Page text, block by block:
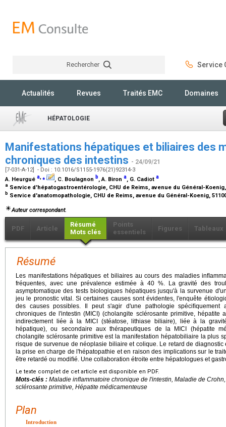
Rechercher Service
Actualités Revues Traités EMC Domaines
HÉPATOLOGIE
Manifestations hépatiques et biliaires des
chroniques des intestins - 24/09/21
[7-031-A-12] - Doi : 10.1016/S1155-1976(21)92314-3
A. Heurgué a,⁎ , C. Boulagnon b, A. Biron a, G. Cadiot a
a Service d'hépatogastroentérologie, CHU de Reims, avenue du Général-
b Service d'anatomopathologie, CHU de Reims, avenue du Général-Koenig,
Auteur correspondant.
PDF Article
Résumé
Mots clés
Points
essentiels
Figures Tableaux
Résumé
Les manifestations hépatiques et biliaires au cours des maladies
fréquentes, avec une prévalence estimée à 40 %. La gravité des
asymptomatique des tests biologiques hépatiques jusqu'à la survenue
jeu le pronostic vital. Si certaines causes sont évidentes, l'enquête
des causes possibles. Il peut s'agir d'une pathologie spéciﬁquement
chroniques de l'intestin (MICI) (cholangite sclérosante primitive, hépatite
indirectement liée à la MICI (stéatose, lithiase biliaire), liée à la
hépatique), ou secondaire aux thérapeutiques de la MICI (hépatite
cholangite sclérosante primitive est la manifestation hépatobiliaire la plus
risque de survenue de néoplasie biliaire et colique. Le retard de
la prise en charge de l'hépatopathie et en raison des implications sur le
être retardé ou modiﬁé. Une collaboration étroite entre hépatologues et
Le texte complet de cet article est disponible en PDF.
Mots-clés : Maladie inﬂammatoire chronique de l'intestin, Maladie de
sclérosante primitive, Hépatite médicamenteuse
Plan
Introduction